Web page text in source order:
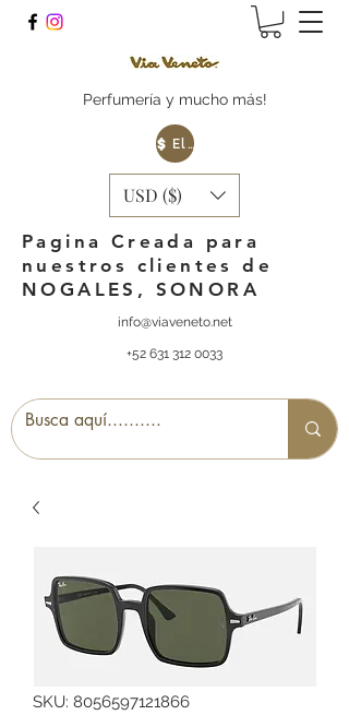
Perfumería y mucho más!
Elige tu Moneda
USD ($)
Pagina Creada para
nuestros clientes de
NOGALES, SONORA
info@viaveneto.net
+52 631 312 0033
SKU: 8056597121866